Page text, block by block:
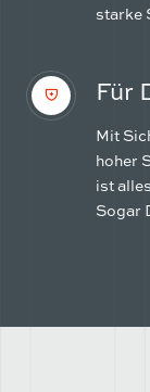
starke
Für
Mit
hoher
ist
Sogar